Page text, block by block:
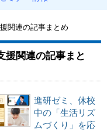
関連の記事まとめ
援関連の記事まと
進研ゼミ、休校
中の「生活リズ
ムづくり」を応